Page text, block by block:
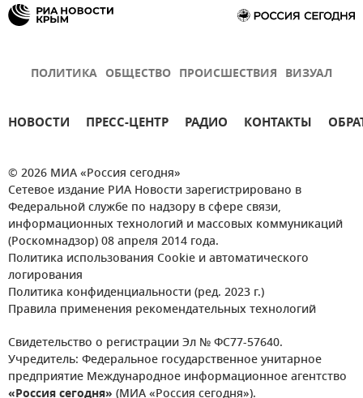
ПОЛИТИКА ОБЩЕСТВО ПРОИСШЕСТВИЯ ВИЗУАЛ
НОВОСТИ ПРЕСС-ЦЕНТР РАДИО КОНТАКТЫ
© 2026 МИА «Россия сегодня»
Сетевое издание РИА Новости зарегистрировано в
Федеральной службе по надзору в сфере связи,
информационных технологий и массовых коммуникаций
(Роскомнадзор) 08 апреля 2014 года.
Политика использования Cookie и автоматического
логирования
Политика конфиденциальности (ред. 2023 г.)
Правила применения рекомендательных технологий
Свидетельство о регистрации Эл № ФС77-57640.
Учредитель: Федеральное государственное унитарное
предприятие Международное информационное агентство